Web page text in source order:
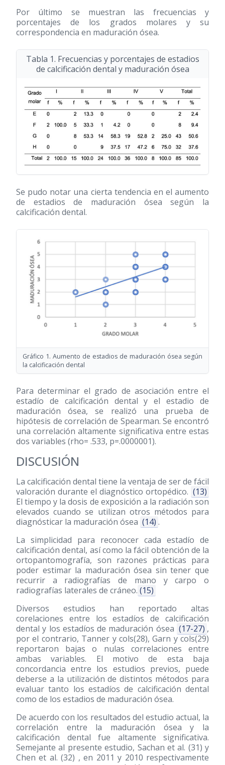
Por último se muestran las frecuencias y
porcentajes de los grados molares y su
correspondencia en maduración ósea.
Tabla 1. Frecuencias y porcentajes de estadios
de calcificación dental y maduración ósea
Se pudo notar una cierta tendencia en el aumento
de estadios de maduración ósea según la
calcificación dental.
Gráfico 1. Aumento de estadios de maduración ósea según
la calcificación dental
Para determinar el grado de asociación entre el
estadío de calcificación dental y el estadio de
maduración ósea, se realizó una prueba de
hipótesis de correlación de Spearman. Se encontró
una correlación altamente significativa entre estas
dos variables (rho= .533, p=.0000001).
DISCUSIÓN
La calcificación dental tiene la ventaja de ser de fácil
valoración durante el diagnóstico ortopédico. (13)
El tiempo y la dosis de exposición a la radiación son
elevados cuando se utilizan otros métodos para
diagnósticar la maduración ósea (14) .
La simplicidad para reconocer cada estadío de
calcificación dental, así como la fácil obtención de la
ortopantomografía, son razones prácticas para
poder estimar la maduración ósea sin tener que
recurrir a radiografías de mano y carpo o
radiografías laterales de cráneo. (15)
Diversos estudios han reportado altas
corelaciones entre los estadíos de calcificación
dental y los estadíos de maduración ósea (17-27) ,
por el contrario, Tanner y cols(28), Garn y cols(29)
reportaron bajas o nulas correlaciones entre
ambas variables. El motivo de esta baja
concordancia entre los estudios previos, puede
deberse a la utilización de distintos métodos para
evaluar tanto los estadíos de calcificación dental
como de los estadios de maduración ósea.
De acuerdo con los resultados del estudio actual, la
correlación entre la maduración ósea y la
calcificación dental fue altamente significativa.
Semejante al presente estudio, Sachan et al. (31) y
Chen et al.(32) , en 2011 y 2010 respectivamente